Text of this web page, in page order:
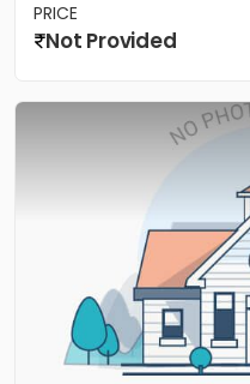
PRICE
Not Provided